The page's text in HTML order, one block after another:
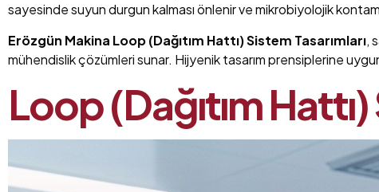
sayesinde suyun durgun kalması önlenir ve mikrobiyolojik
Erözgün Makina Loop (Dağıtım Hattı) Sistem Tasarımları,
mühendislik çözümleri sunar. Hijyenik tasarım prensiplerine
Loop (Dağıtım